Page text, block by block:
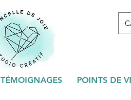
TÉMOIGNAGES POINTS DE